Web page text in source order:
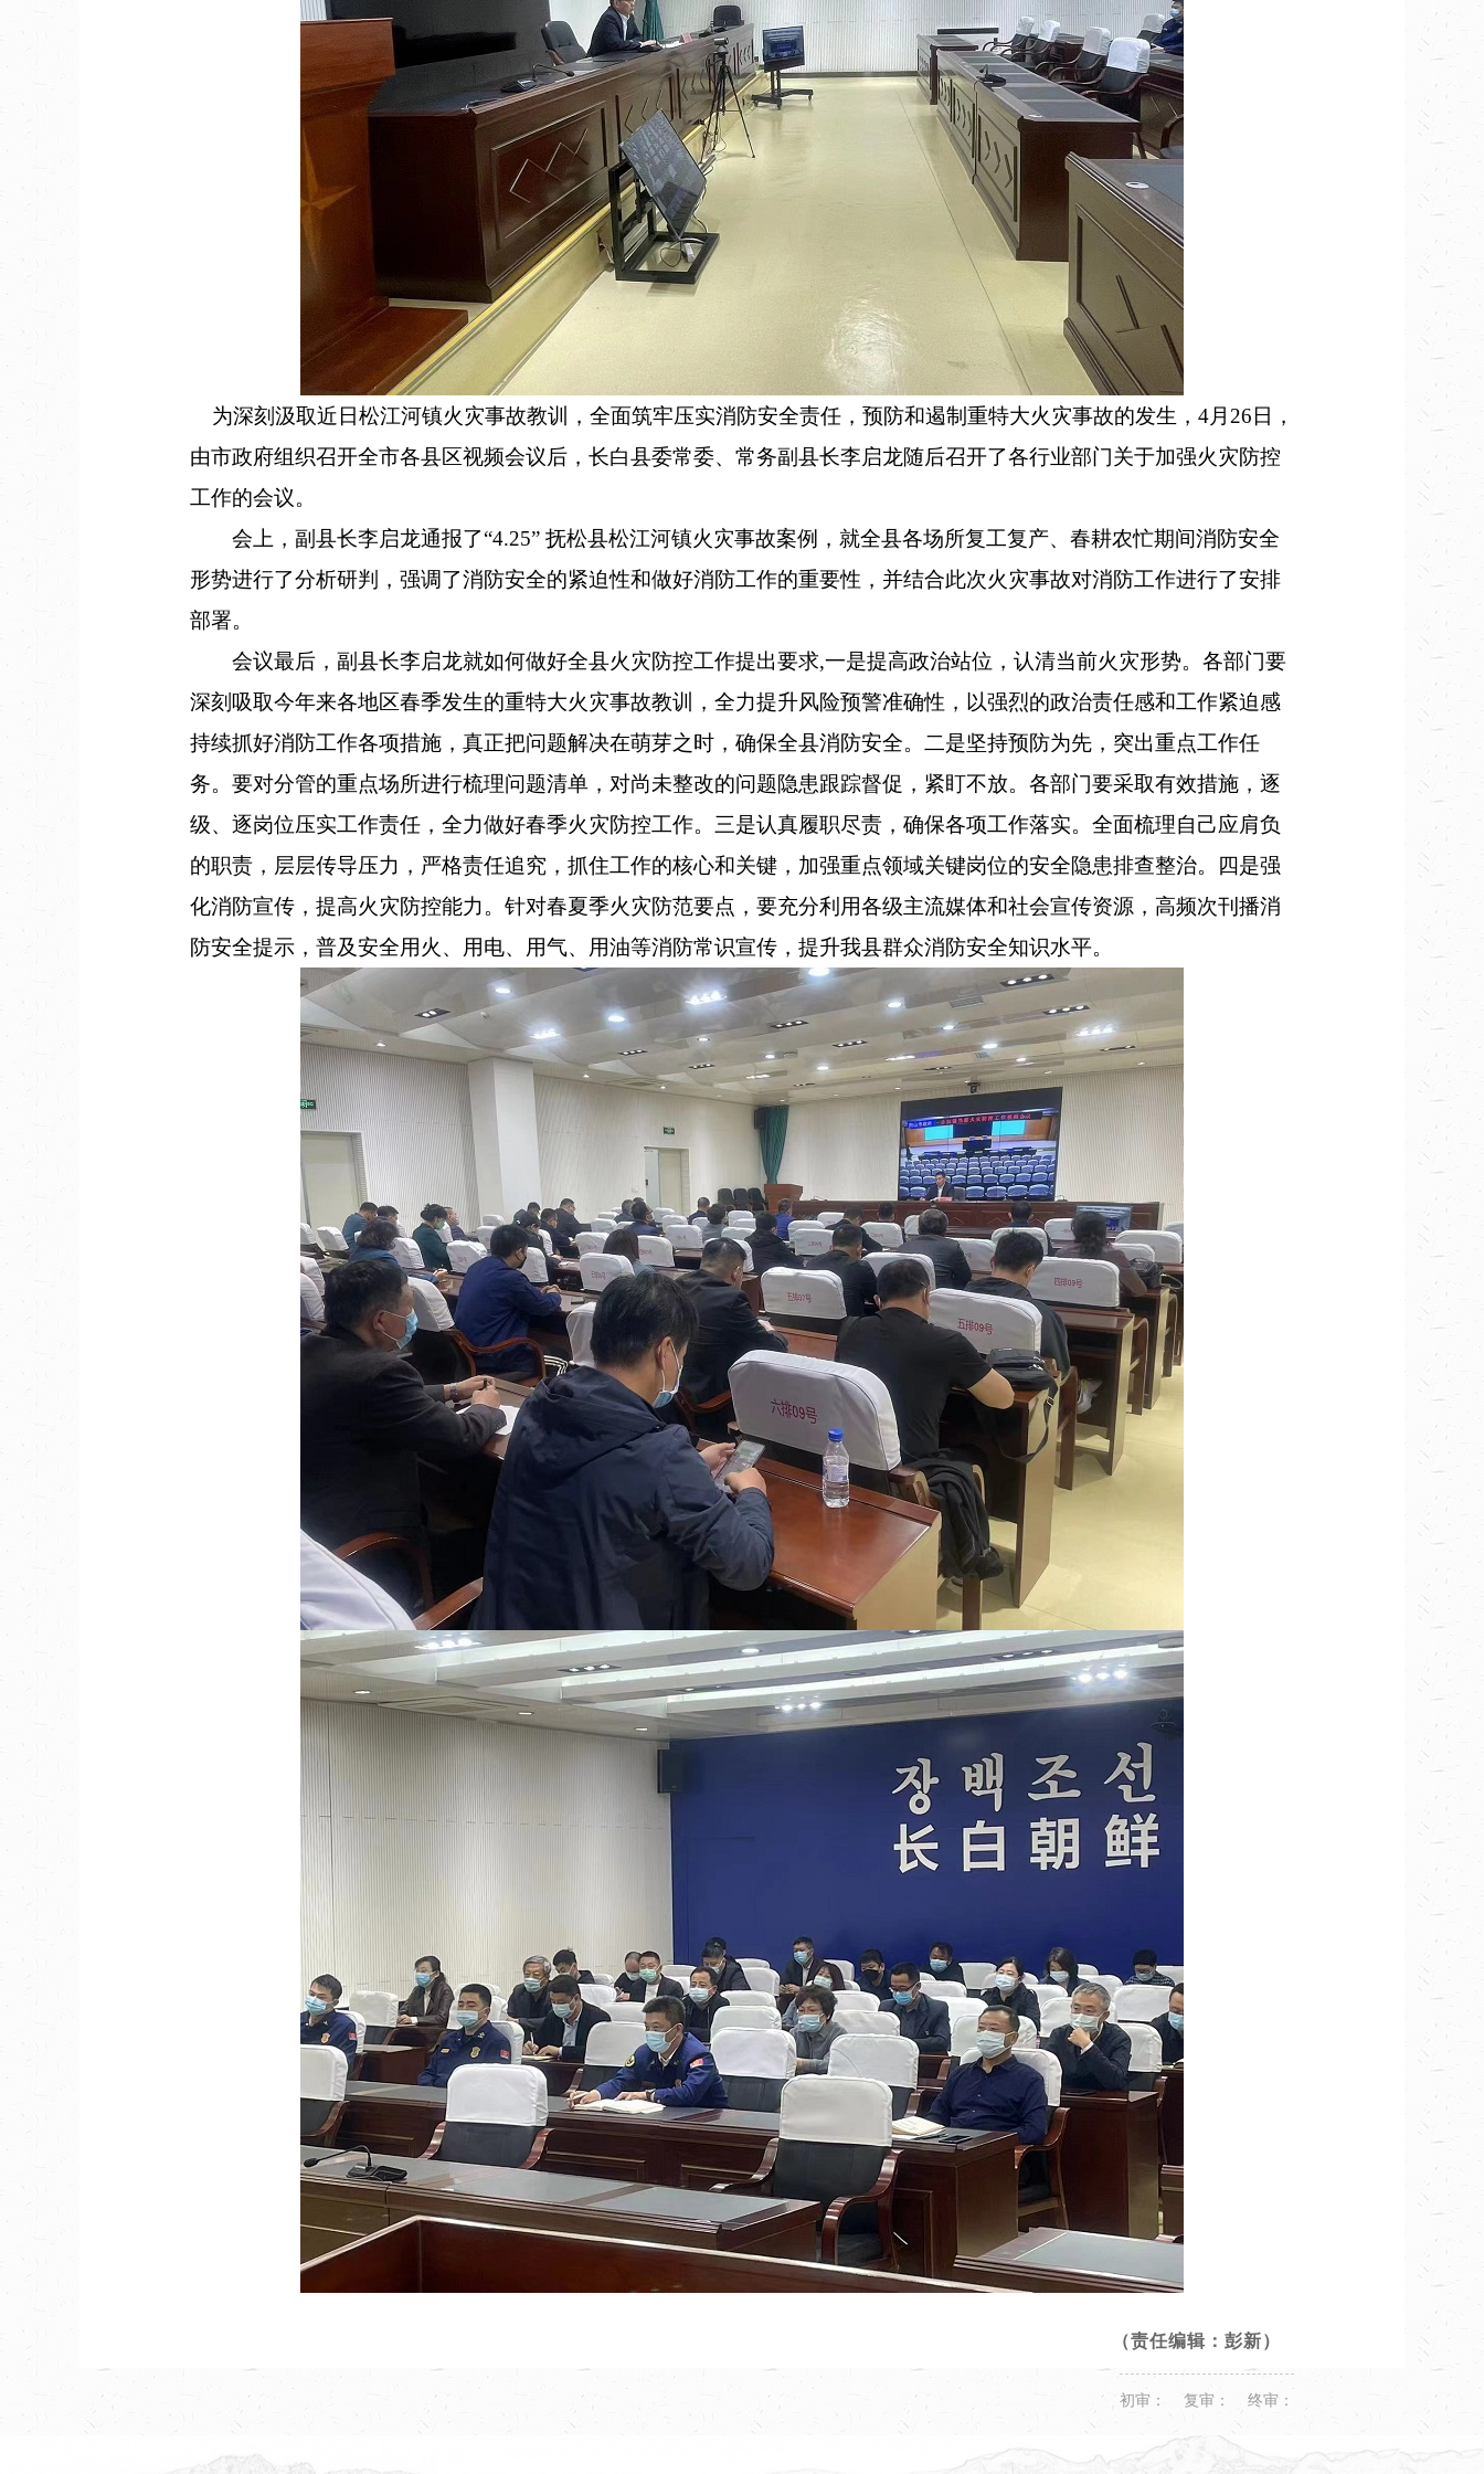
为深刻汲取近日松江河镇火灾事故教训，全面筑牢压实消防安全责任，预防和遏制重特大火灾事故的发生，4月26日，
由市政府组织召开全市各县区视频会议后，长白县委常委、常务副县长李启龙随后召开了各行业部门关于加强火灾防控
工作的会议。
会上，副县长李启龙通报了“4.25” 抚松县松江河镇火灾事故案例，就全县各场所复工复产、春耕农忙期间消防安全
形势进行了分析研判，强调了消防安全的紧迫性和做好消防工作的重要性，并结合此次火灾事故对消防工作进行了安排
部署。
会议最后，副县长李启龙就如何做好全县火灾防控工作提出要求,一是提高政治站位，认清当前火灾形势。各部门要
深刻吸取今年来各地区春季发生的重特大火灾事故教训，全力提升风险预警准确性，以强烈的政治责任感和工作紧迫感
持续抓好消防工作各项措施，真正把问题解决在萌芽之时，确保全县消防安全。二是坚持预防为先，突出重点工作任
务。要对分管的重点场所进行梳理问题清单，对尚未整改的问题隐患跟踪督促，紧盯不放。各部门要采取有效措施，逐
级、逐岗位压实工作责任，全力做好春季火灾防控工作。三是认真履职尽责，确保各项工作落实。全面梳理自己应肩负
的职责，层层传导压力，严格责任追究，抓住工作的核心和关键，加强重点领域关键岗位的安全隐患排查整治。四是强
化消防宣传，提高火灾防控能力。针对春夏季火灾防范要点，要充分利用各级主流媒体和社会宣传资源，高频次刊播消
防安全提示，普及安全用火、用电、用气、用油等消防常识宣传，提升我县群众消防安全知识水平。
（责任编辑：彭新）
初审： 复审： 终审：